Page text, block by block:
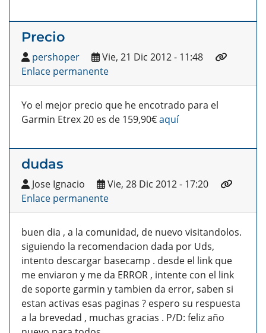
Precio
pershoper
Vie, 21 Dic 2012 - 11:48
Enlace permanente
Yo el mejor precio que he encotrado para el
Garmin Etrex 20 es de 159,90€aquí
dudas
Jose Ignacio
Vie, 28 Dic 2012 - 17:20
Enlace permanente
buen dia , a la comunidad, de nuevo visitandolos.
siguiendo la recomendacion dada por Uds,
intento descargar basecamp . desde el link que
me enviaron y me da ERROR , intente con el link
de soporte garmin y tambien da error, saben si
estan activas esas paginas ? espero su respuesta
a la brevedad , muchas gracias . P/D: feliz año